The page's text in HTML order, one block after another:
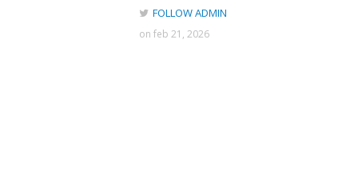
FOLLOW ADMIN
on feb 21, 2026